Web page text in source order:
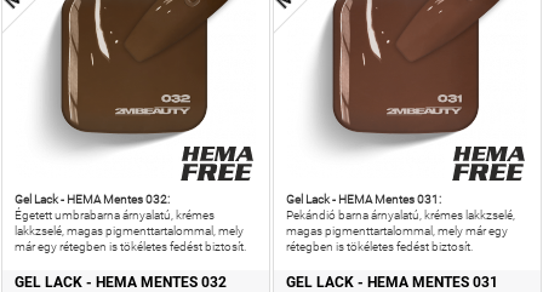
Gel Lack - HEMA Mentes 032:
Égetett umbrabarna árnyalatú, krémes
lakkzselé, magas pigmenttartalommal, mely
már egy rétegben is tökéletes fedést biztosít.
GEL LACK - HEMA MENTES 032
Gel Lack - HEMA Mentes 031:
Pekándió barna árnyalatú, krémes lakkzselé,
magas pigmenttartalommal, mely már egy
rétegben is tökéletes fedést biztosít.
GEL LACK - HEMA MENTES 031